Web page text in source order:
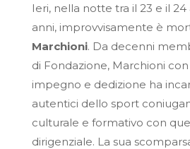
Ieri, nella notte tra il 23 e il 24
anni, improvvisamente è
Marchioni. Da decenni
di Fondazione, Marchioni
impegno e dedizione ha
autentici dello sport
culturale e formativo con
dirigenziale. La sua